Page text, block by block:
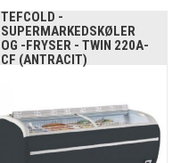
TEFCOLD -
SUPERMARKEDSKØLER
OG -FRYSER - TWIN 220A-
CF (ANTRACIT)